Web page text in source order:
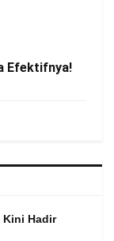
Efektifnya!
Kini Hadir